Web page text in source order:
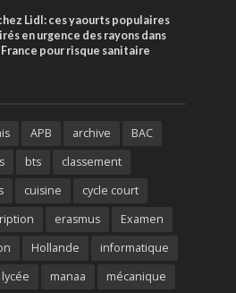
Lidl: ces yaourts populaires
en urgence des rayons dans
pour risque sanitaire
APB archive
BAC
bts
classement
cuisine
cycle court
erasmus
Examen
Hollande
informatique
lycée manaa mécanique